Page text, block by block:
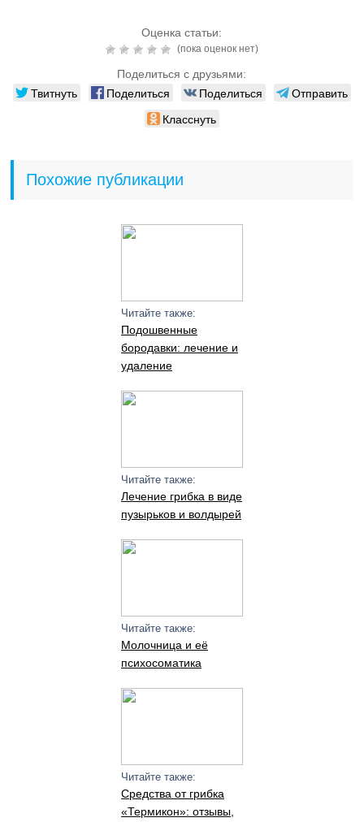
Оценка статьи:
(пока оценок нет)
Поделиться с друзьями:
Твитнуть Поделиться Поделиться
Отправить
Класснуть
Похожие публикации
Читайте также:
Подошвенные
бородавки: лечение и
удаление
Читайте также:
Лечение грибка в виде
пузырьков и волдырей
Читайте также:
Молочница и её
психосоматика
Читайте также:
Средства от грибка
«Термикон»: отзывы,